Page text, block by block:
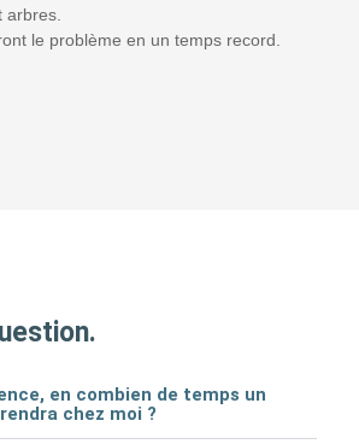
arbres.
le problème en un temps record.
en combien de temps un
chez moi ?